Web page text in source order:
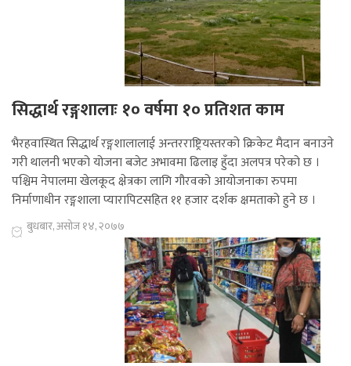
सिद्धार्थ रङ्गशालाः १० वर्षमा १० प्रतिशत काम
भैरहवास्थित सिद्धार्थ रङ्गशालालाई अन्तरराष्ट्रियस्तरको क्रिकेट मैदान बनाउने
गरी थालनी भएको योजना बजेट अभावमा ढिलाइ हुँदा अलपत्र परेको छ ।
पश्चिम नेपालमा खेलकूद क्षेत्रका लागि गौरवको आयोजनाका रुपमा
निर्माणाधीन रङ्गशाला प्यारापिटसहित ११ हजार दर्शक क्षमताको हुने छ ।
बुधबार, असोज १४, २०७७